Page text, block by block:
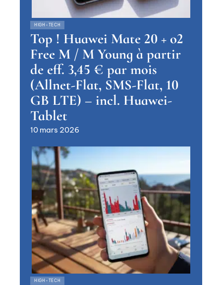
HIGH-TECH
Top ! Huawei Mate 20 + o2
Free M / M Young à partir
de eff. 3,45 € par mois
(Allnet-Flat, SMS-Flat, 10
GB LTE) – incl. Huawei-
Tablet
10 mars 2026
HIGH-TECH